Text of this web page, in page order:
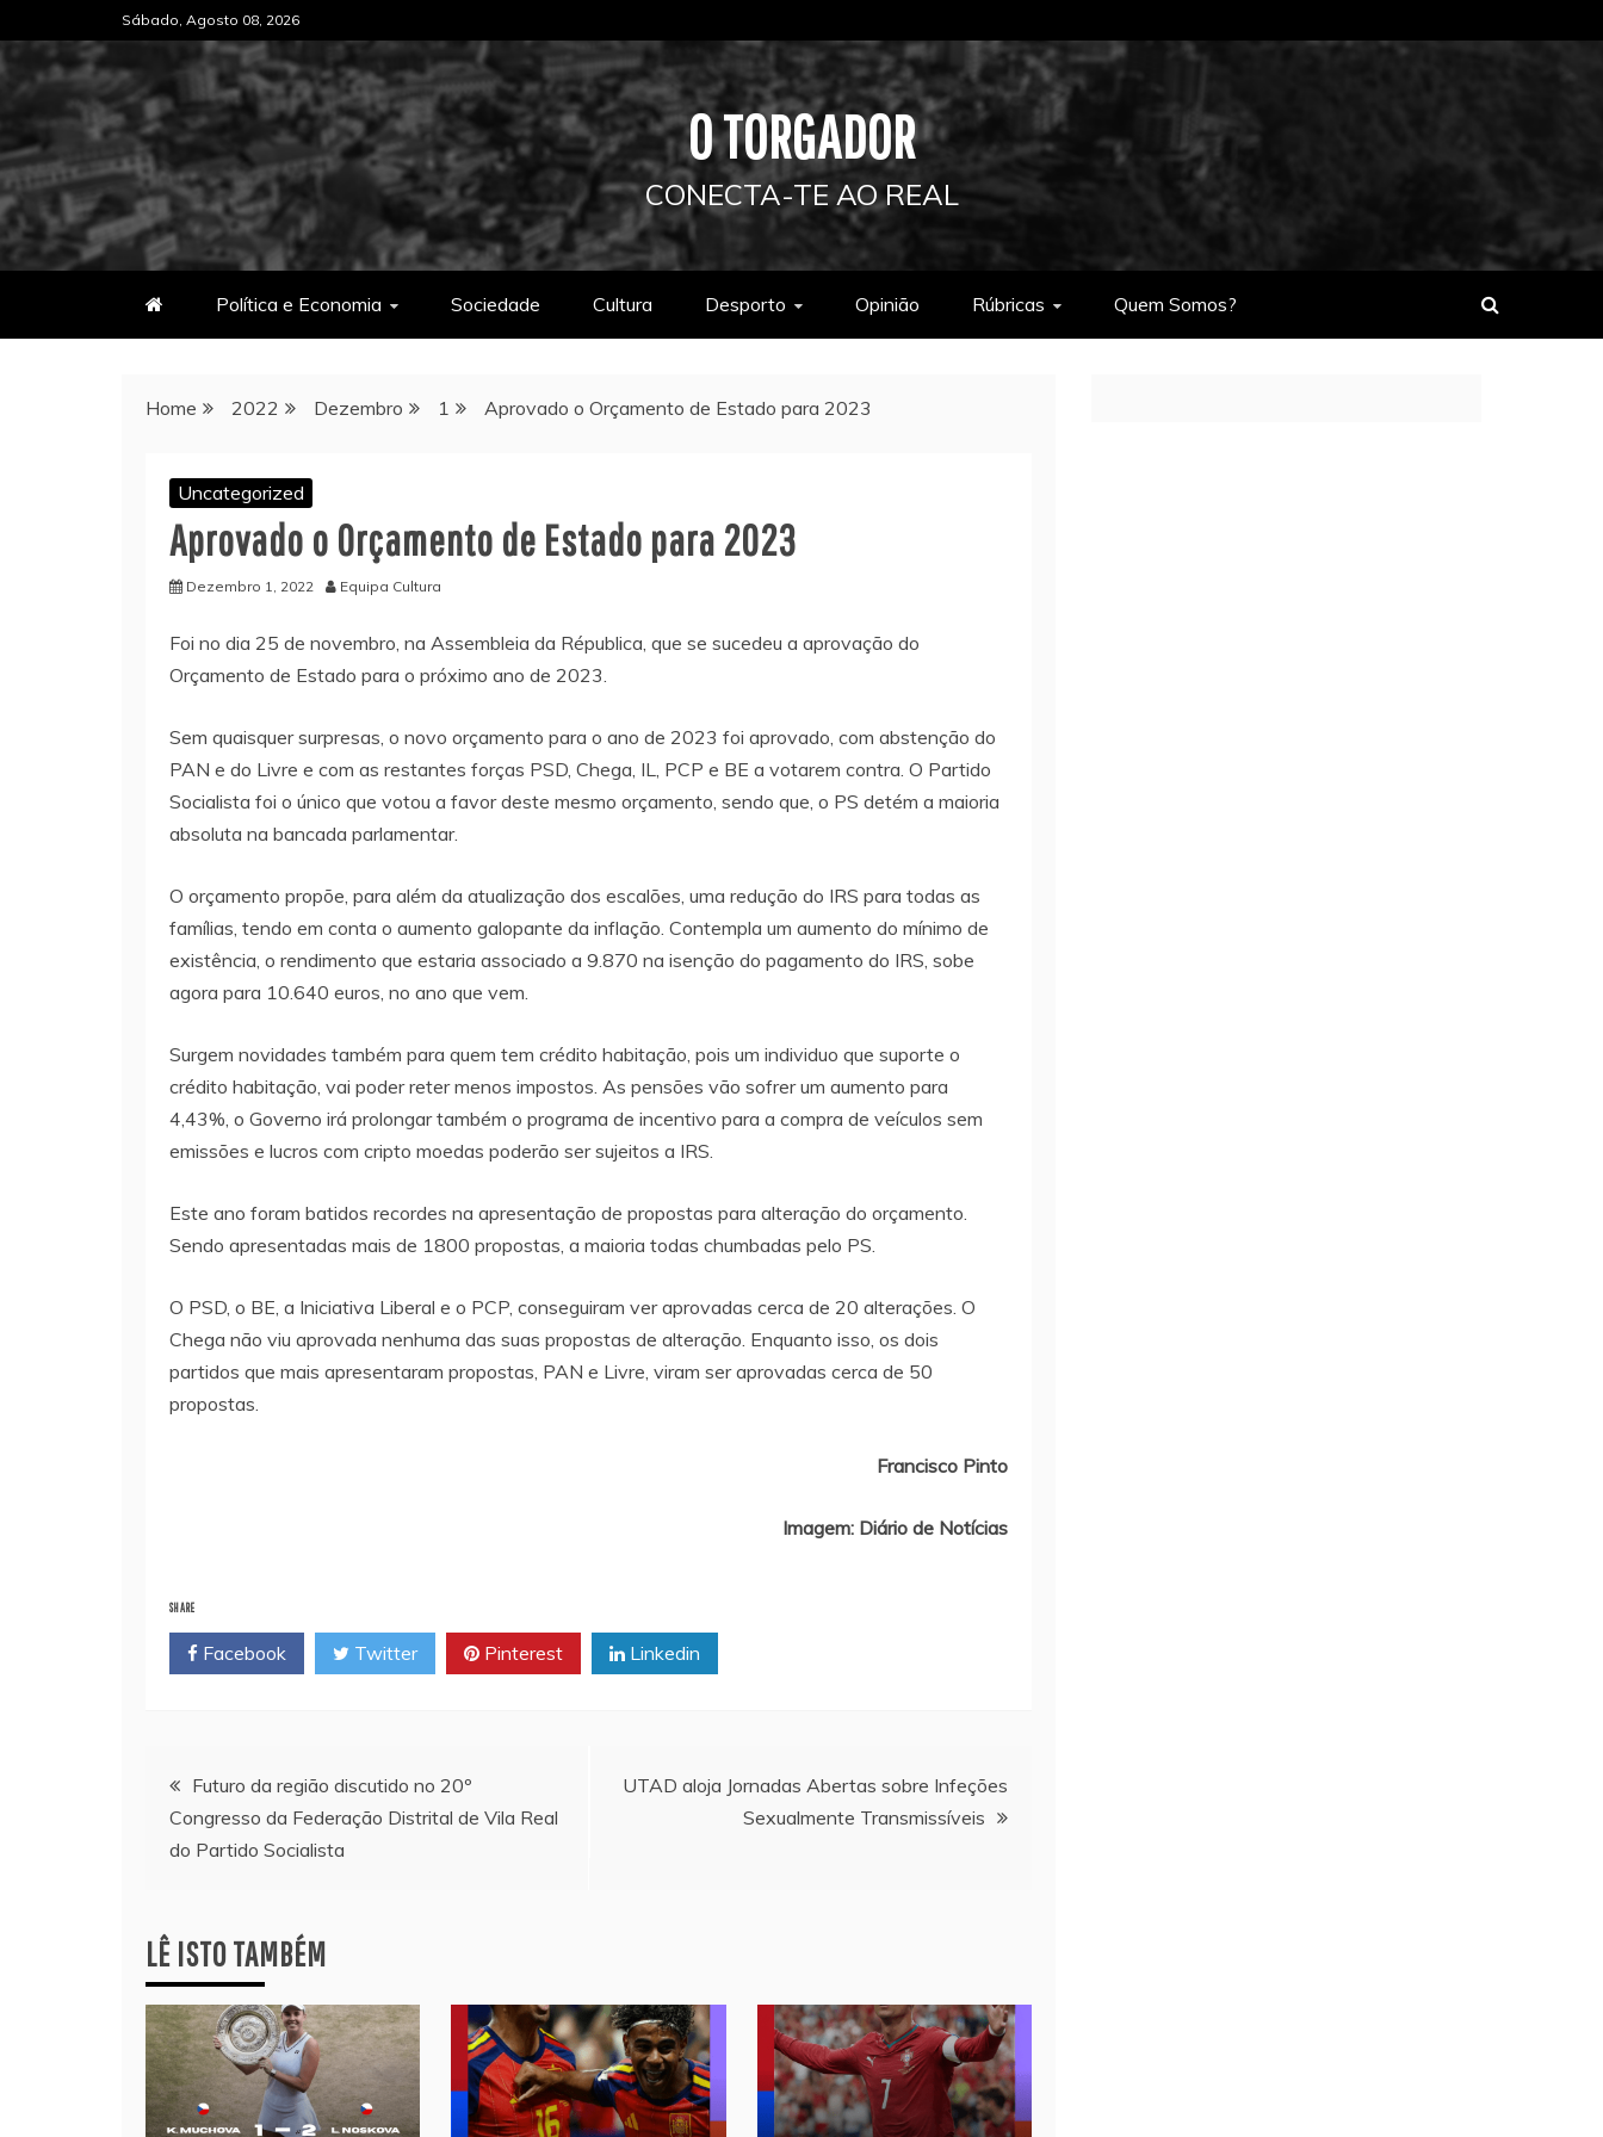
to
content
Sábado, Agosto 08, 2026
O TORGADOR
CONECTA-TE AO REAL
Política e Economia Sociedade Cultura Desporto Opinião Rúbricas Quem Somos?
Home 2022 Dezembro 1 Aprovado o Orçamento de Estado para 2023
Uncategorized
Aprovado o Orçamento de Estado para 2023
Dezembro 1, 2022 Equipa Cultura
Foi no dia 25 de novembro, na Assembleia da Républica, que se sucedeu a aprovação do
Orçamento de Estado para o próximo ano de 2023.
Sem quaisquer surpresas, o novo orçamento para o ano de 2023 foi aprovado, com abstenção do
PAN e do Livre e com as restantes forças PSD, Chega, IL, PCP e BE a votarem contra. O Partido
Socialista foi o único que votou a favor deste mesmo orçamento, sendo que, o PS detém a maioria
absoluta na bancada parlamentar.
O orçamento propõe, para além da atualização dos escalões, uma redução do IRS para todas as
famílias, tendo em conta o aumento galopante da inflação. Contempla um aumento do mínimo de
existência, o rendimento que estaria associado a 9.870 na isenção do pagamento do IRS, sobe
agora para 10.640 euros, no ano que vem.
Surgem novidades também para quem tem crédito habitação, pois um individuo que suporte o
crédito habitação, vai poder reter menos impostos. As pensões vão sofrer um aumento para
4,43%, o Governo irá prolongar também o programa de incentivo para a compra de veículos sem
emissões e lucros com cripto moedas poderão ser sujeitos a IRS.
Este ano foram batidos recordes na apresentação de propostas para alteração do orçamento.
Sendo apresentadas mais de 1800 propostas, a maioria todas chumbadas pelo PS.
O PSD, o BE, a Iniciativa Liberal e o PCP, conseguiram ver aprovadas cerca de 20 alterações. O
Chega não viu aprovada nenhuma das suas propostas de alteração. Enquanto isso, os dois
partidos que mais apresentaram propostas, PAN e Livre, viram ser aprovadas cerca de 50
propostas.
Francisco Pinto
Imagem: Diário de Notícias
SHARE
Facebook Twitter Pinterest Linkedin
Navegação
de
Futuro da região discutido no 20º
Congresso da Federação Distrital de Vila Real
do Partido Socialista
UTAD aloja Jornadas Abertas sobre Infeções
Sexualmente Transmissíveis
LÊ ISTO TAMBÉM